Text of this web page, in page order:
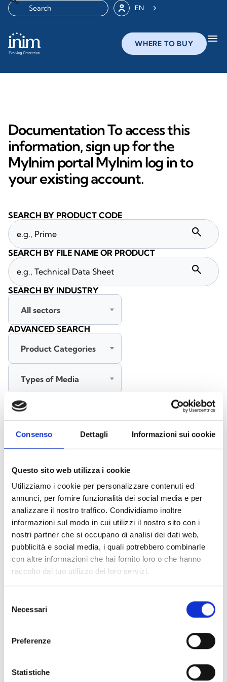
Consenso Dettagli Informazioni sui cookie
Questo sito web utilizza i cookie
Utilizziamo i cookie per personalizzare contenuti ed
annunci, per fornire funzionalità dei social media e per
analizzare il nostro traffico. Condividiamo inoltre
informazioni sul modo in cui utilizzi il nostro sito con i
nostri partner che si occupano di analisi dei dati web,
pubblicità e social media, i quali potrebbero combinarle
con altre informazioni che hai fornito loro o che hanno
raccolto dal tuo utilizzo dei loro servizi.
delNecessari
Preferenze
Statistiche
EN
WHERE TO BUY menu
Documentation To access this
information, sign up for the
MyInim portal MyInim log in to
your existing account.
Accessories EB00 Bases - Materials
Accessories for detector testing - Materials(6)
Documents(6992)
Select All
Please log in before downloading content marked with
the icon lock
SEARCH BY PRODUCT CODE
search
SEARCH BY FILE NAME OR PRODUCT
search
SEARCH BY INDUSTRY
All sectors
ADVANCED SEARCH
Product Categories
Types of Media
All languages
SEARCH